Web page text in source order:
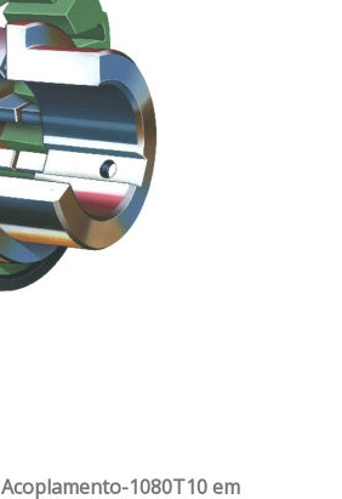
Acoplamento-1080T10 em